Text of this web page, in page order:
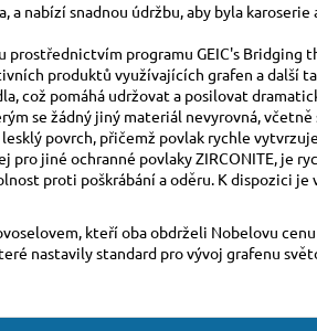
nabízí snadnou údržbu, aby byla
prostřednictvím programu GEIC's Bridging
produktů využívajících grafen a další
což pomáhá udržovat a posilovat
se žádný jiný materiál nevyrovná, včetně
povrch, přičemž povlak rychle
jiné ochranné povlaky ZIRCONITE, je
proti poškrábání a oděru. K dispozici je
kteří oba obdrželi Nobelovu
nastavily standard pro vývoj grafenu